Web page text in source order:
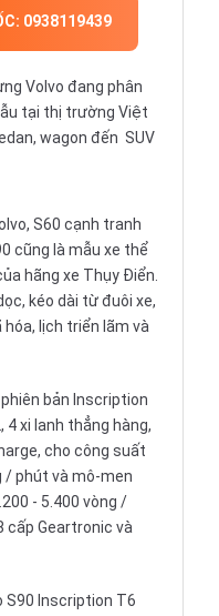
0938119439
Volvo đang phân
tại thị trường Việt
wagon đến SUV
S60 cạnh tranh
cũng là mẫu xe thể
hãng xe Thụy Điển.
kéo dài từ đuôi xe,
lịch triển lãm và
bản Inscription
4 xi lanh thẳng hàng,
cho công suất
/ phút và mô-men
- 5.400 vòng /
cấp Geartronic và
S90 Inscription T6